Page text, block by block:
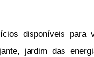
disponíveis para
jardim das